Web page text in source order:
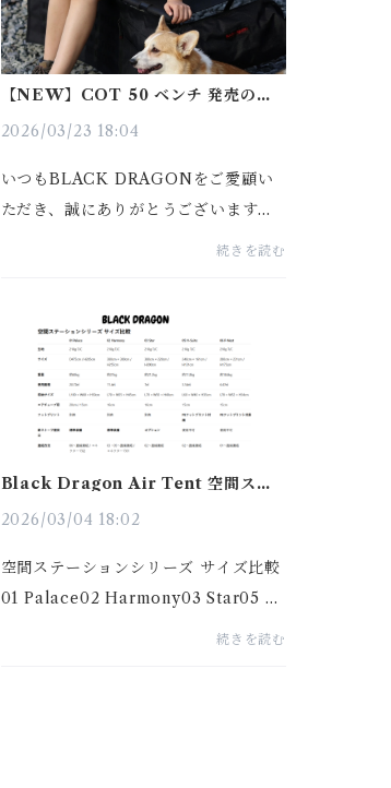
【NEW】COT 50 ベンチ 発売のお
2026/03/23 18:04
いつもBLACK DRAGONをご愛顧い
ただき、誠にありがとうございます。
この度、新商品 「COT 50 ベンチ」
日〜3月29日まで■ COT 50の特徴C
OT 50の...
続きを読む
Black Dragon Air Tent 空間ステ
2026/03/04 18:02
空間ステーションシリーズ サイズ比較
01 Palace02 Harmony03 Star05 H
-Suite06 P-Nest生地210g T/C210g
続きを読む